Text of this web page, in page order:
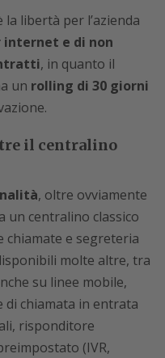
libertà per l’azienda
e di non
, in quanto il
un rolling di 30 giorni
il centralino
, oltre ovviamente
un centralino classico
chiamate e segreteria
molte altre, tra
su linee mobile,
di chiamata in entrata
risponditore
(IVR,